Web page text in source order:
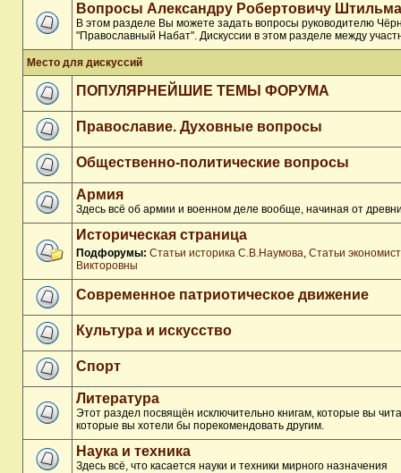
Вопросы Александру Робертовичу
В этом разделе Вы можете задать вопросы руководителю
"Православный Набат". Дискуссии в этом разделе между
Место для дискуссий
ПОПУЛЯРНЕЙШИЕ ТЕМЫ ФОРУМА
Православие. Духовные вопросы
Общественно-политические вопросы
Армия
Здесь всё об армии и военном деле вообще, начиная от
Историческая страница
Подфорумы: Статьи историка С.В.Наумова, Статьи
Викторовны
Современное патриотическое движение
Культура и искусство
Спорт
Литература
Этот раздел посвящён исключительно книгам, которые вы
которые вы хотели бы порекомендовать другим.
Наука и техника
Здесь всё, что касается науки и техники мирного назначения